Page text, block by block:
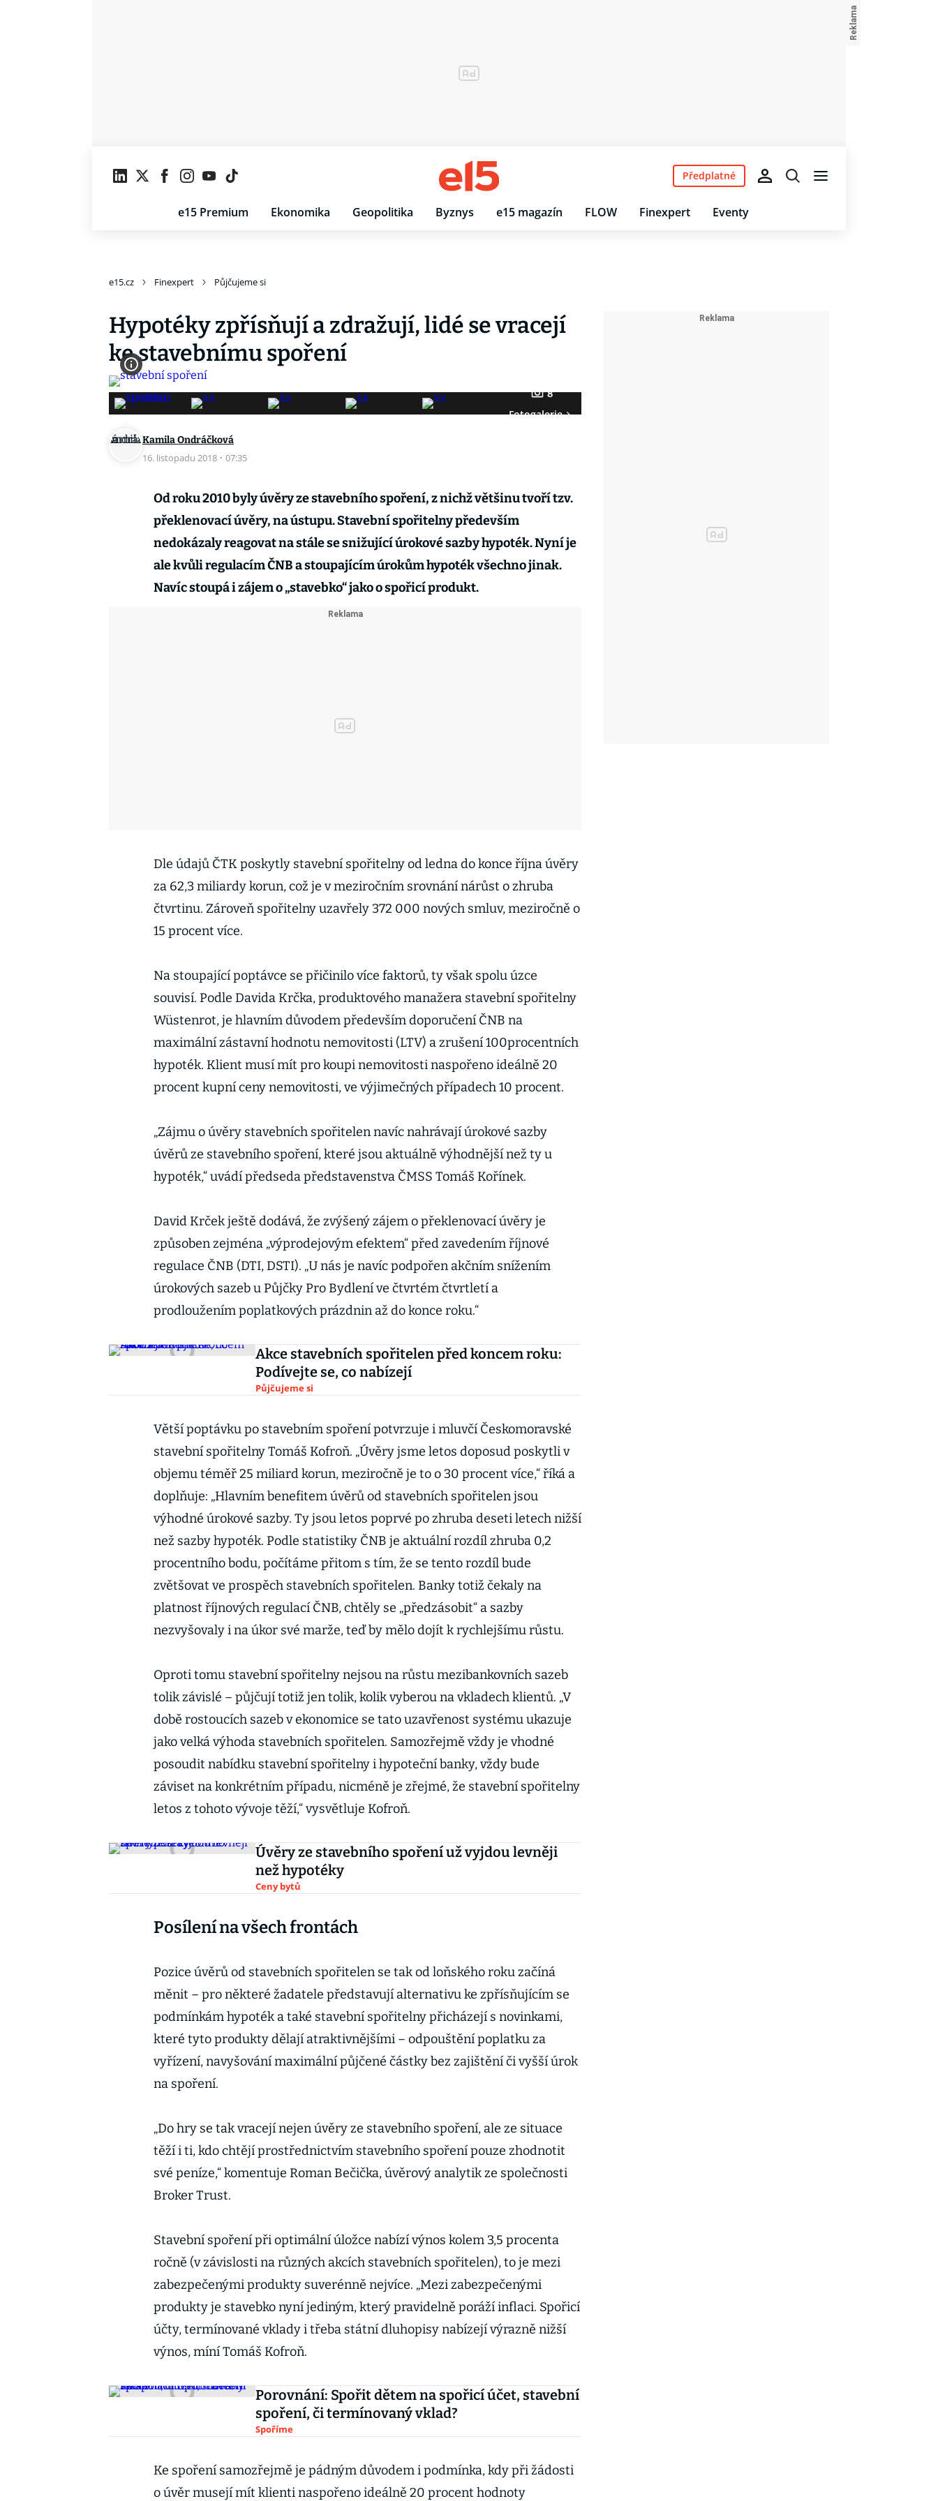
e15 Premium Ekonomika Geopolitika Byznys e15 magazín FLOW Finexpert Eventy
Předplatné
e15.cz Finexpert Půjčujeme si
Hypotéky zpřísňují a zdražují, lidé se vracejí
ke stavebnímu spoření
8
Fotogalerie
Kamila Ondráčková
16. listopadu 2018 · 07:35
Od roku 2010 byly úvěry ze stavebního spoření, z nichž většinu tvoří tzv.
překlenovací úvěry, na ústupu. Stavební spořitelny především
nedokázaly reagovat na stále se snižující úrokové sazby hypoték. Nyní je
ale kvůli regulacím ČNB a stoupajícím úrokům hypoték všechno jinak.
Navíc stoupá i zájem o „stavebko“ jako o spořicí produkt.
Dle údajů ČTK poskytly stavební spořitelny od ledna do konce října úvěry
za 62,3 miliardy korun, což je v meziročním srovnání nárůst o zhruba
čtvrtinu. Zároveň spořitelny uzavřely 372 000 nových smluv, meziročně o
15 procent více.
Na stoupající poptávce se přičinilo více faktorů, ty však spolu úzce
souvisí. Podle Davida Krčka, produktového manažera stavební spořitelny
Wüstenrot, je hlavním důvodem především doporučení ČNB na
maximální zástavní hodnotu nemovitosti (LTV) a zrušení 100procentních
hypoték. Klient musí mít pro koupi nemovitosti naspořeno ideálně 20
procent kupní ceny nemovitosti, ve výjimečných případech 10 procent.
„Zájmu o úvěry stavebních spořitelen navíc nahrávají úrokové sazby
úvěrů ze stavebního spoření, které jsou aktuálně výhodnější než ty u
hypoték,“ uvádí předseda představenstva ČMSS Tomáš Kořínek.
David Krček ještě dodává, že zvýšený zájem o překlenovací úvěry je
způsoben zejména „výprodejovým efektem“ před zavedením říjnové
regulace ČNB (DTI, DSTI). „U nás je navíc podpořen akčním snížením
úrokových sazeb u Půjčky Pro Bydlení ve čtvrtém čtvrtletí a
prodloužením poplatkových prázdnin až do konce roku.“
Akce stavebních spořitelen před koncem roku:
Podívejte se, co nabízejí
Půjčujeme si
Větší poptávku po stavebním spoření potvrzuje i mluvčí Českomoravské
stavební spořitelny Tomáš Kofroň. „Úvěry jsme letos doposud poskytli v
objemu téměř 25 miliard korun, meziročně je to o 30 procent více,“ říká a
doplňuje: „Hlavním benefitem úvěrů od stavebních spořitelen jsou
výhodné úrokové sazby. Ty jsou letos poprvé po zhruba deseti letech nižší
než sazby hypoték. Podle statistiky ČNB je aktuální rozdíl zhruba 0,2
procentního bodu, počítáme přitom s tím, že se tento rozdíl bude
zvětšovat ve prospěch stavebních spořitelen. Banky totiž čekaly na
platnost říjnových regulací ČNB, chtěly se „předzásobit“ a sazby
nezvyšovaly i na úkor své marže, teď by mělo dojít k rychlejšímu růstu.
Oproti tomu stavební spořitelny nejsou na růstu mezibankovních sazeb
tolik závislé – půjčují totiž jen tolik, kolik vyberou na vkladech klientů. „V
době rostoucích sazeb v ekonomice se tato uzavřenost systému ukazuje
jako velká výhoda stavebních spořitelen. Samozřejmě vždy je vhodné
posoudit nabídku stavební spořitelny i hypoteční banky, vždy bude
záviset na konkrétním případu, nicméně je zřejmé, že stavební spořitelny
letos z tohoto vývoje těží,“ vysvětluje Kofroň.
Úvěry ze stavebního spoření už vyjdou levněji
než hypotéky
Ceny bytů
Posílení na všech frontách
Pozice úvěrů od stavebních spořitelen se tak od loňského roku začíná
měnit – pro některé žadatele představují alternativu ke zpřísňujícím se
podmínkám hypoték a také stavební spořitelny přicházejí s novinkami,
které tyto produkty dělají atraktivnějšími – odpouštění poplatku za
vyřízení, navyšování maximální půjčené částky bez zajištění či vyšší úrok
na spoření.
„Do hry se tak vracejí nejen úvěry ze stavebního spoření, ale ze situace
těží i ti, kdo chtějí prostřednictvím stavebního spoření pouze zhodnotit
své peníze,“ komentuje Roman Bečička, úvěrový analytik ze společnosti
Broker Trust.
Stavební spoření při optimální úložce nabízí výnos kolem 3,5 procenta
ročně (v závislosti na různých akcích stavebních spořitelen), to je mezi
zabezpečenými produkty suverénně nejvíce. „Mezi zabezpečenými
produkty je stavebko nyní jediným, který pravidelně poráží inflaci. Spořicí
účty, termínované vklady i třeba státní dluhopisy nabízejí výrazně nižší
výnos, míní Tomáš Kofroň.
Porovnání: Spořit dětem na spořicí účet, stavební
spoření, či termínovaný vklad?
Spoříme
Ke spoření samozřejmě je pádným důvodem i podmínka, kdy při žádosti
o úvěr musejí mít klienti naspořeno ideálně 20 procent hodnoty